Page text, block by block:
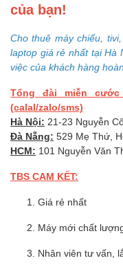
của bạn!
Cho thuê máy chiếu,
laptop giá rẻ nhất tại Hà
việc của khách hàng
Tổng đài miễn cước
(calal/zalo/sms)
Hà Nội: 21-23 Nguyễn
Đà Nẵng: 529 Mẹ Thứ,
HCM: 101 Nguyễn Văn
TBS CAM KẾT:
Giá rẻ nhất
Máy mới chất
Nhân viên tư vấn,